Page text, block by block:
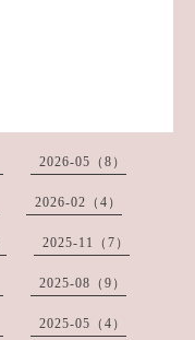
2026-05（8）
2026-02（4）
2025-11（7）
2025-08（9）
2025-05（4）